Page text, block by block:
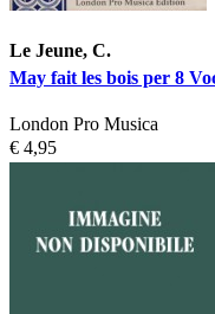
Le Jeune, C.
May fait les bois per 8
London Pro Musica
€ 4,95